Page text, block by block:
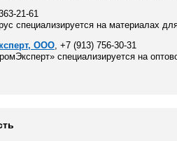
21-61
специализируется на материалах
ООО, +7 (913) 756-30-31
cпециализируется на